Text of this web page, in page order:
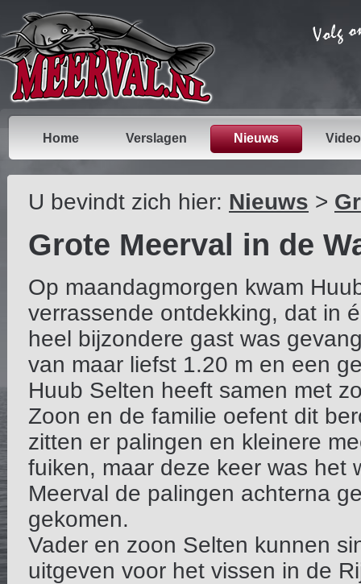
Home Verslagen Nieuws
U bevindt zich hier: Nieuws >
Grote Meerval in de
Op maandagmorgen kwam
verrassende ontdekking, dat in
heel bijzondere gast was
van maar liefst 1.20 m en een
Huub Selten heeft samen met
Zoon en de familie oefent dit
zitten er palingen en kleinere
fuiken, maar deze keer was het
Meerval de palingen achterna
gekomen.
Vader en zoon Selten kunnen
uitgeven voor het vissen in de